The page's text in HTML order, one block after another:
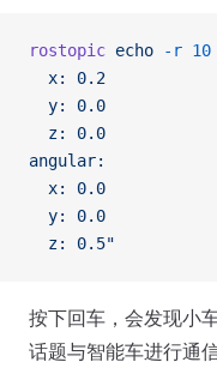
rostopic echo -r 10
  x: 0.2
  y: 0.0
  z: 0.0
angular:
  x: 0.0
  y: 0.0
  z: 0.5"
按下回车，会发现小
话题与智能车进行通